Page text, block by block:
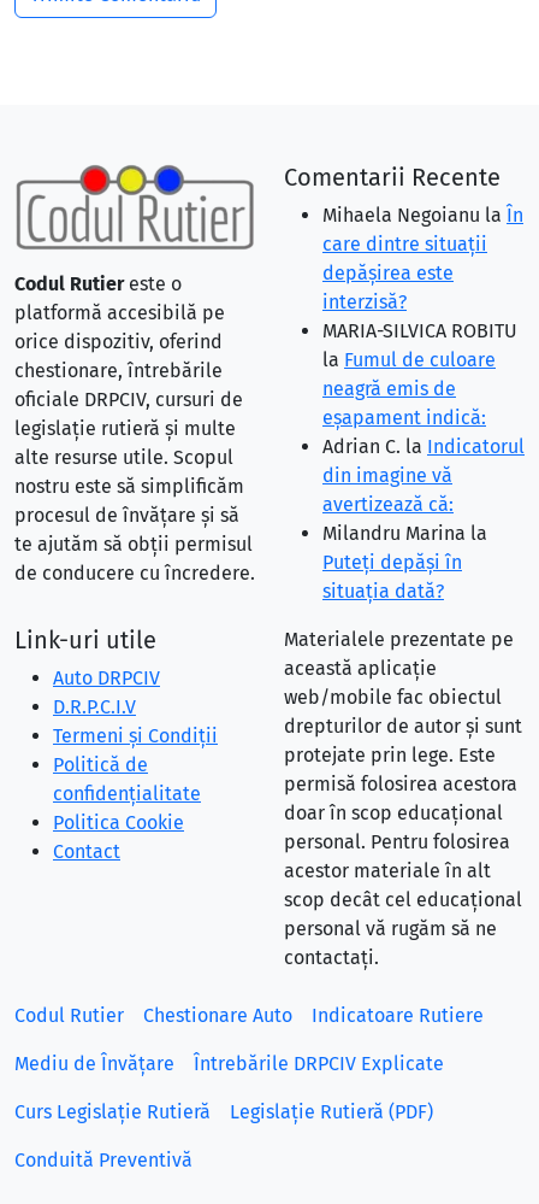
Codul Rutiereste o
platformă accesibilă pe
orice dispozitiv, oferind
chestionare, întrebările
oficiale DRPCIV, cursuri de
legislație rutieră și multe
alte resurse utile. Scopul
nostru este să simplificăm
procesul de învățare și să
te ajutăm să obții permisul
de conducere cu încredere.
Comentarii Recente
Mihaela Negoianu la În
care dintre situaţii
depăşirea este
interzisă?
MARIA-SILVICA ROBITU
la Fumul de culoare
neagră emis de
eşapament indică:
Adrian C. la Indicatorul
din imagine vă
avertizează că:
Milandru Marina la
Puteţi depăşi în
situaţia dată?
Link-uri utile
Auto DRPCIV
D.R.P.C.I.V
Termeni și Condiții
Politică de
confidențialitate
Politica Cookie
Contact
Materialele prezentate pe
această aplicație
web/mobile fac obiectul
drepturilor de autor și sunt
protejate prin lege. Este
permisă folosirea acestora
doar în scop educațional
personal. Pentru folosirea
acestor materiale în alt
scop decât cel educațional
personal vă rugăm să ne
contactați.
Codul Rutier Chestionare Auto Indicatoare Rutiere
Mediu de Învățare Întrebările DRPCIV Explicate
Curs Legislație Rutieră Legislație Rutieră (PDF)
Conduită Preventivă